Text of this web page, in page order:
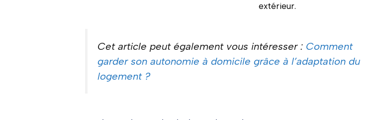
extérieur.
Cet article peut également vous intéresser : Comment
garder son autonomie à domicile grâce à l’adaptation du
logement ?